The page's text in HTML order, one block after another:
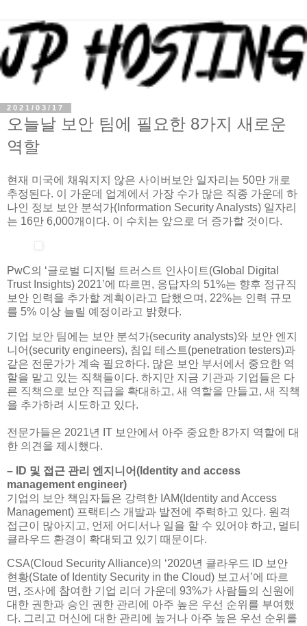
2021/03/17
오늘날 보안 팀에 필요한 8가지 새로운
역할
현재 미국에 채워지지 않은 사이버보안 일자리는 50만 개로
추정된다. 이 가운데 업계에서 가장 수가 많은 직종 가운데 하
나인 정보 보안 분석가(Information Security Analysts) 일자리
는 16만 6,000개이다. 이 수치는 앞으로 더 증가할 것이다.
PwC의 ‘글로벌 디지털 트러스트 인사이트(Global Digital
Trust Insights) 2021’에 따르면, 응답자의 51%는 향후 정규직
보안 인력을 추가할 계획이라고 답했으며, 22%는 인력 규모
를 5% 이상 늘릴 예정이라고 밝혔다.
기업 보안 팀에는 보안 분석가(security analysts)와 보안 엔지
니어(security engineers), 침입 테스트(penetration testers)과
같은 전문가가 계속 필요하다. 많은 보안 부서에서 중요한 역
할을 맡고 있는 직책들이다. 하지만 지금 기관과 기업들은 다
른 직책으로 보안 직급을 확대하고, 새 역할을 만들고, 새 직책
을 추가하려 시도하고 있다.
전문가들은 2021년 IT 보안에서 아주 중요한 8가지 역할에 대
한 의견을 제시했다.
– ID 및 접근 관리 엔지니어(Identity and access
management engineer)
기업의 보안 책임자들은 강력한 IAM(Identity and Access
Management) 프랙티스 개발과 발전에 주력하고 있다. 원격
접근이 많아지고, 언제 어디서나 일을 할 수 있어야 하고, 멀티
클라우드 환경이 확대되고 있기 때문이다.
CSA(Cloud Security Alliance)의 ‘2020년 클라우드 ID 보안
현황(State of Identity Security in the Cloud) 보고서’에 따르
면, 조사에 참여한 기업 리더 가운데 93%가 사람들의 신원에
대한 권한과 승인 권한 관리에 아주 높은 우선 순위를 부여했
다. 그리고 머신에 대한 관리에 높거나 아주 높은 우선 순위를